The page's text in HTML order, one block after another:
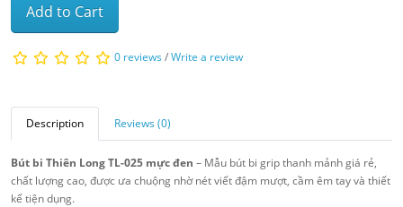
Add to Cart
0 reviews/Write a review
Description Reviews (0)
Bút bi Thiên Long TL-025 mực đen – Mẫu bút bi grip thanh mảnh giá rẻ,
chất lượng cao, được ưa chuộng nhờ nét viết đậm mượt, cầm êm tay và thiết
kế tiện dụng.